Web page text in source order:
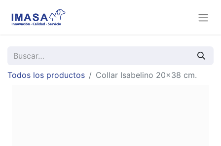
Todos los productos Collar Isabelino 20x38 cm.